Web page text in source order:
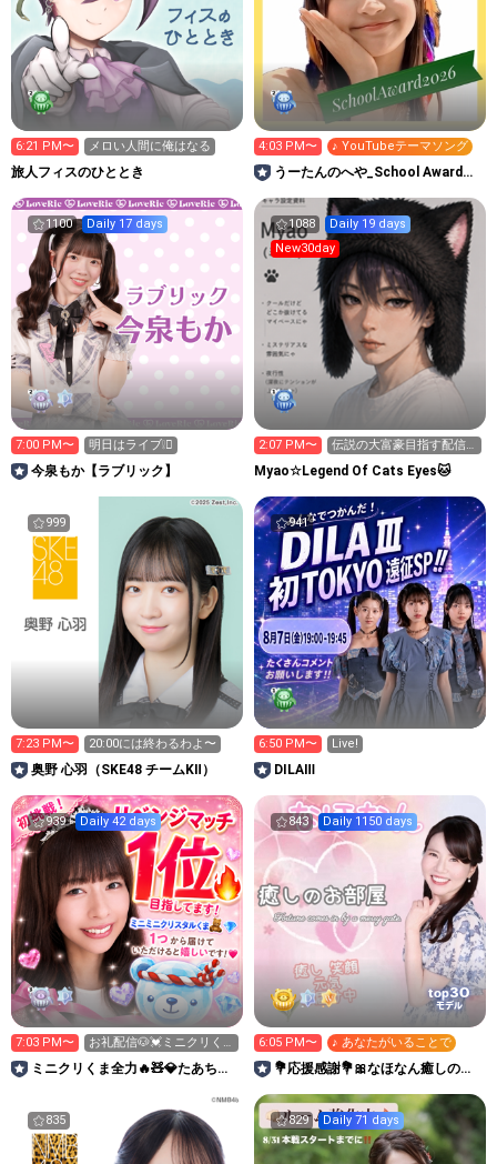
6:21 PM〜 メロい人間に俺はなる
旅人フィスのひととき
4:03 PM〜 ♪ YouTubeテーマソング
うーたんのへや_School Award
1100 Daily 17 days
7:00 PM〜 明日はライブ❕🫪
今泉もか【ラブリック】
1088
Daily 19 days
New30day
2:07 PM〜
伝説の大富豪目指す配信
２日目
Myao☆Legend Of Cats Eyes🐱
999
7:23 PM〜 20:00には終わるわよ〜
奥野 心羽（SKE48 チームKⅡ）
941
6:50 PM〜 Live!
DILAⅢ
939 Daily 42 days
7:03 PM〜
お礼配信🐶💓ミニクリく
ま欲しいです🧸💎🔥🔥🔥
ミニクリくま全力🔥🧸💎たあちゃ
843 Daily 1150 days
top30
モデル
6:05 PM〜 ♪ あなたがいることで
💐応援感謝💐🎀なほなん癒しのお
835 829 Daily 71 days